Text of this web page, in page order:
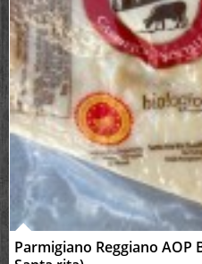
Parmigiano Reggiano AOP